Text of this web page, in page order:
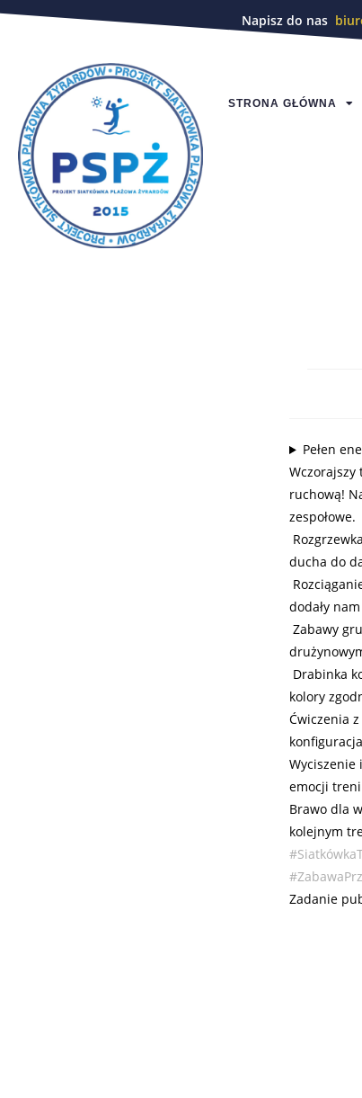
Napisz do nas
STRONA GŁÓWNA
Pełen
Wczorajszy
ruchową!
zespołowe.
ducha do
dodały
Zabawy
Drabinka
kolory
Ćwiczenia
Wyciszenie
emocji
Brawo dla
kolejnym
Zadanie